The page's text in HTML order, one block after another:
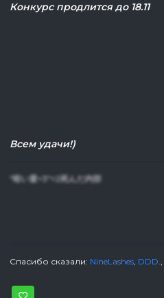
Конкурс продлится до 18.11
Всем удачи!)
"暗い愛<3"=2死んだ内部
Спасибо сказали: NineLashes, DDD.,